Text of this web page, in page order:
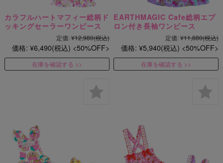
カラフルハートマフィー総柄ド
ッキングセーラーワンピース
定価:¥12,980(税込)
価格: ¥6,490(税込) 50%OFF
在庫を確認する
EARTHMAGIC Cafe総柄エプ
ロン付き長袖ワンピース
定価:¥11,880(税込)
価格: ¥5,940(税込) 50%OFF
在庫を確認する